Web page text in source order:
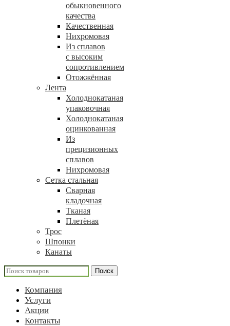
обыкновенного
качества
Качественная
Нихромовая
Из сплавов
с высоким
сопротивлением
Отожжённая
Лента
Холоднокатаная
упаковочная
Холоднокатаная
оцинкованная
Из
прецизионных
сплавов
Нихромовая
Сетка стальная
Сварная
кладочная
Тканая
Плетёная
Трос
Шпонки
Канаты
Поиск
Компания
Услуги
Акции
Контакты